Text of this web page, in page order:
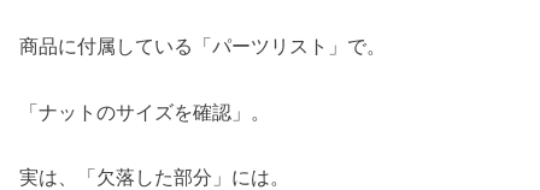
商品に付属している「パーツリスト」で。
「ナットのサイズを確認」。
実は、「欠落した部分」には。